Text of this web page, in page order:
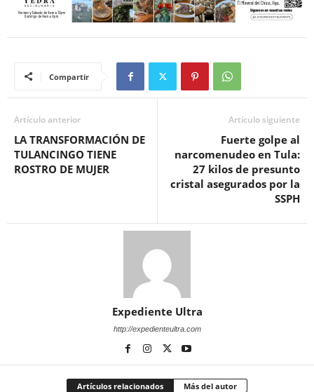
Compartir
Artículo anterior
LA TRANSFORMACIÓN DE
TULANCINGO TIENE
ROSTRO DE MUJER
Artículo siguiente
Fuerte golpe al
narcomenudeo en Tula:
27 kilos de presunto
cristal asegurados por la
SSPH
Expediente Ultra
http://expedienteultra.com
Artículos relacionados Más del autor